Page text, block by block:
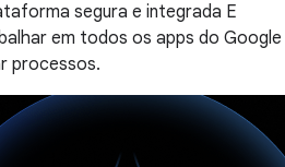
segura e integrada E
em todos os apps do Google
processos.